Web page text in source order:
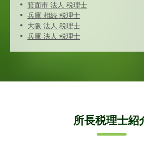
箕面市 法人 税理士
兵庫 相続 税理士
大阪 法人 税理士
兵庫 法人 税理士
所長税理士紹